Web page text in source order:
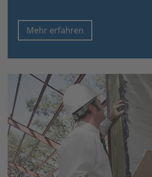
Mehr erfahren